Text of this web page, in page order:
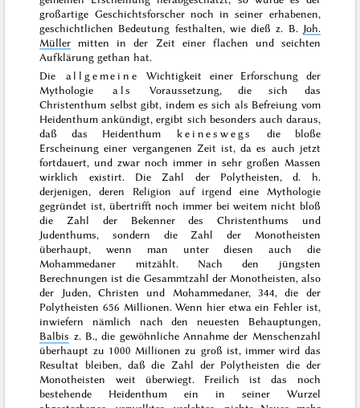
großartige Geschichtsforscher noch in seiner erhabenen,
geschichtlichen Bedeutung festhalten, wie dieß z. B. Joh.
Müller mitten in der Zeit einer flachen und seichten
Aufklärung gethan hat.
Die
allgemeine
Wichtigkeit einer Erforschung der
Mythologie
als
Voraussetzung, die sich das
Christenthum selbst gibt, indem es sich als Befreiung vom
Heidenthum ankündigt, ergibt sich besonders auch daraus,
daß das Heidenthum
keineswegs
die bloße
Erscheinung einer vergangenen Zeit ist, da es auch jetzt
fortdauert, und zwar noch immer in sehr großen Massen
wirklich existirt. Die Zahl der Polytheisten, d. h.
derjenigen, deren Religion auf irgend eine Mythologie
gegründet ist, übertrifft noch immer bei weitem nicht bloß
die Zahl der Bekenner des Christenthums und
Judenthums, sondern die Zahl der Monotheisten
überhaupt, wenn man unter diesen auch die
Mohammedaner mitzählt. Nach den jüngsten
Berechnungen ist die Gesammtzahl der Monotheisten, also
der Juden, Christen und Mohammedaner, 344, die der
Polytheisten 656 Millionen. Wenn hier etwa ein Fehler ist,
inwiefern nämlich nach den neuesten Behauptungen,
Balbis z. B., die gewöhnliche Annahme der Menschenzahl
überhaupt zu 1000 Millionen zu groß ist, immer wird das
Resultat bleiben, daß die Zahl der Polytheisten die der
Monotheisten weit überwiegt. Freilich ist das noch
bestehende Heidenthum ein in seiner Wurzel